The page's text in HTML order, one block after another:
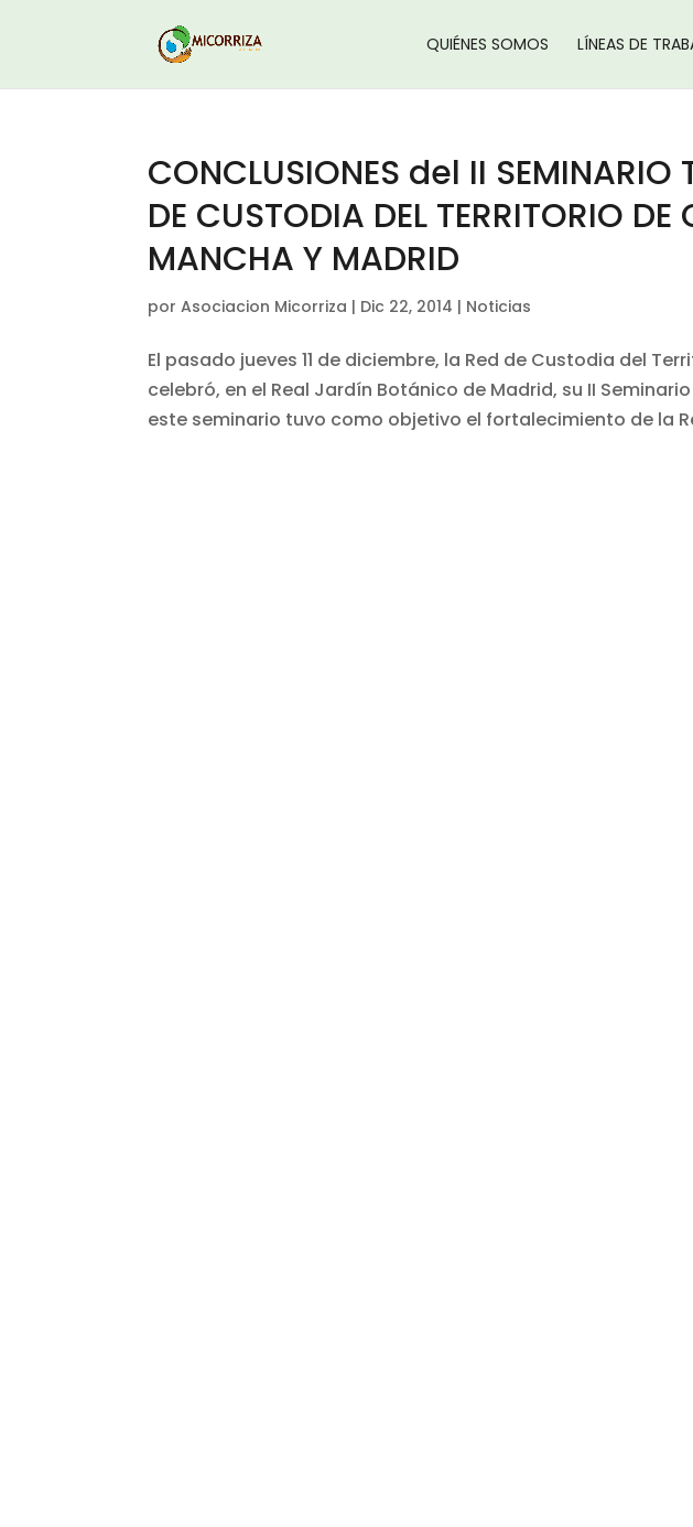
QUIÉNES SOMOS LÍNEAS DE
CONCLUSIONES del II SEMINARIO
DE CUSTODIA DEL TERRITORIO
MANCHA Y MADRID
porAsociacion Micorriza | Dic 22, 2014 | Noticias
El pasado jueves 11 de diciembre, la Red de Custodia del
celebró, en el Real Jardín Botánico de Madrid, su II
este seminario tuvo como objetivo el fortalecimiento de la